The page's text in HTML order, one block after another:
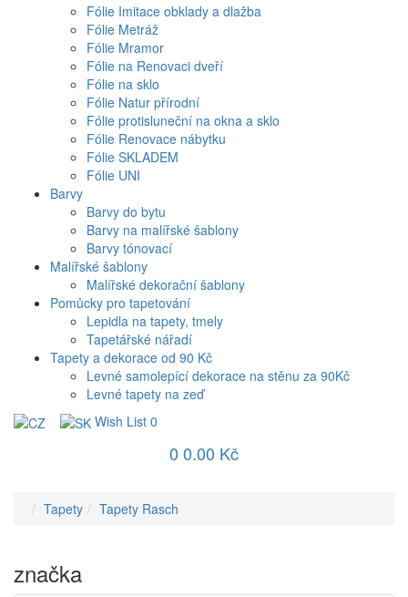
Fólie Imitace obklady a dlažba
Fólie Metráž
Fólie Mramor
Fólie na Renovaci dveří
Fólie na sklo
Fólie Natur přírodní
Fólie protisluneční na okna a sklo
Fólie Renovace nábytku
Fólie SKLADEM
Fólie UNI
Barvy
Barvy do bytu
Barvy na malířské šablony
Barvy tónovací
Malířské šablony
Malířské dekorační šablony
Pomůcky pro tapetování
Lepidla na tapety, tmely
Tapetářské nářadí
Tapety a dekorace od 90 Kč
Levné samolepící dekorace na stěnu za 90Kč
Levné tapety na zeď
Wish List 0
0 0.00 Kč
Tapety Tapety Rasch
značka